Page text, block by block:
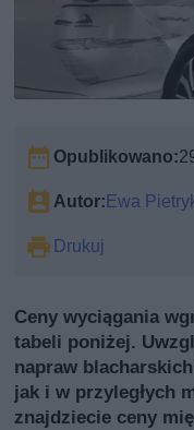
Opublikowano:
Autor: Ewa
Drukuj
Ceny wyciągania
tabeli poniżej.
napraw
jak i w przyległych
znajdziecie ceny